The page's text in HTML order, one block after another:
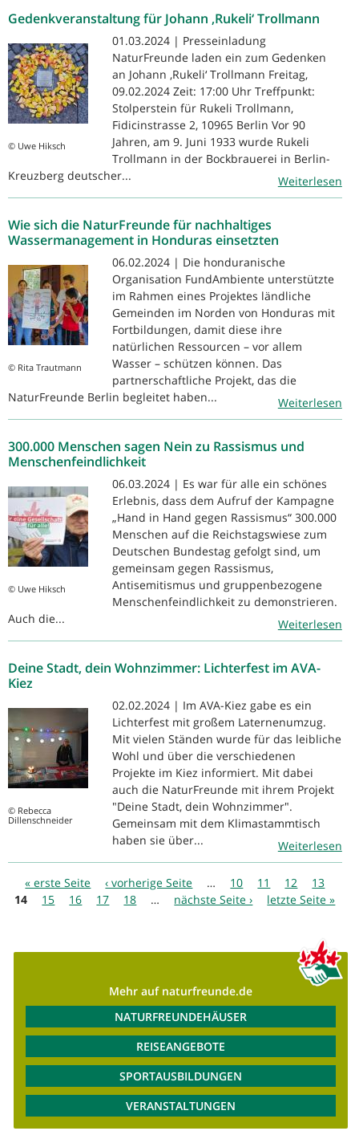
Gedenkveranstaltung für Johann ‚Rukeli‘ Trollmann
© Uwe Hiksch
01.03.2024 | Presseinladung
NaturFreunde laden ein zum Gedenken
an Johann ‚Rukeli‘ Trollmann Freitag,
09.02.2024 Zeit: 17:00 Uhr Treffpunkt:
Stolperstein für Rukeli Trollmann,
Fidicinstrasse 2, 10965 Berlin Vor 90
Jahren, am 9. Juni 1933 wurde Rukeli
Trollmann in der Bockbrauerei in Berlin-
Kreuzberg deutscher...
Weiterlesen
Wie sich die NaturFreunde für nachhaltiges
Wassermanagement in Honduras einsetzten
© Rita Trautmann
06.02.2024 | Die honduranische
Organisation FundAmbiente unterstützte
im Rahmen eines Projektes ländliche
Gemeinden im Norden von Honduras mit
Fortbildungen, damit diese ihre
natürlichen Ressourcen – vor allem
Wasser – schützen können. Das
partnerschaftliche Projekt, das die
NaturFreunde Berlin begleitet haben...
Weiterlesen
300.000 Menschen sagen Nein zu Rassismus und
Menschenfeindlichkeit
© Uwe Hiksch
06.03.2024 | Es war für alle ein schönes
Erlebnis, dass dem Aufruf der Kampagne
„Hand in Hand gegen Rassismus“ 300.000
Menschen auf die Reichstagswiese zum
Deutschen Bundestag gefolgt sind, um
gemeinsam gegen Rassismus,
Antisemitismus und gruppenbezogene
Menschenfeindlichkeit zu demonstrieren.
Auch die...
Weiterlesen
Deine Stadt, dein Wohnzimmer: Lichterfest im AVA-
Kiez
© Rebecca
Dillenschneider
02.02.2024 | Im AVA-Kiez gabe es ein
Lichterfest mit großem Laternenumzug.
Mit vielen Ständen wurde für das leibliche
Wohl und über die verschiedenen
Projekte im Kiez informiert. Mit dabei
auch die NaturFreunde mit ihrem Projekt
"Deine Stadt, dein Wohnzimmer".
Gemeinsam mit dem Klimastammtisch
haben sie über...
Weiterlesen
Seiten
« erste Seite ‹ vorherige Seite … 10 11 12
13
14
15 16 17 18 … nächste Seite › letzte Seite »
Mehr auf naturfreunde.de
NATURFREUNDEHÄUSER
REISEANGEBOTE
SPORTAUSBILDUNGEN
VERANSTALTUNGEN